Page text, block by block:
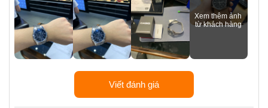
Viết đánh giá